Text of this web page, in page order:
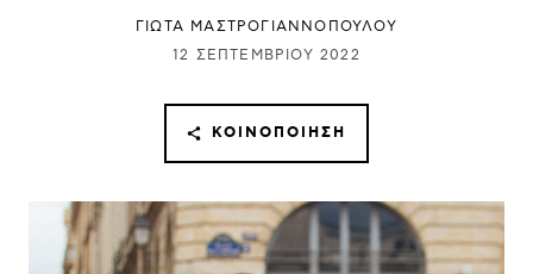
ΓΙΩΤΑ ΜΑΣΤΡΟΓΙΑΝΝΟΠΟΥΛΟΥ
12 ΣΕΠΤΕΜΒΡΊΟΥ 2022
ΚΟΙΝΟΠΟΊΗΣΗ